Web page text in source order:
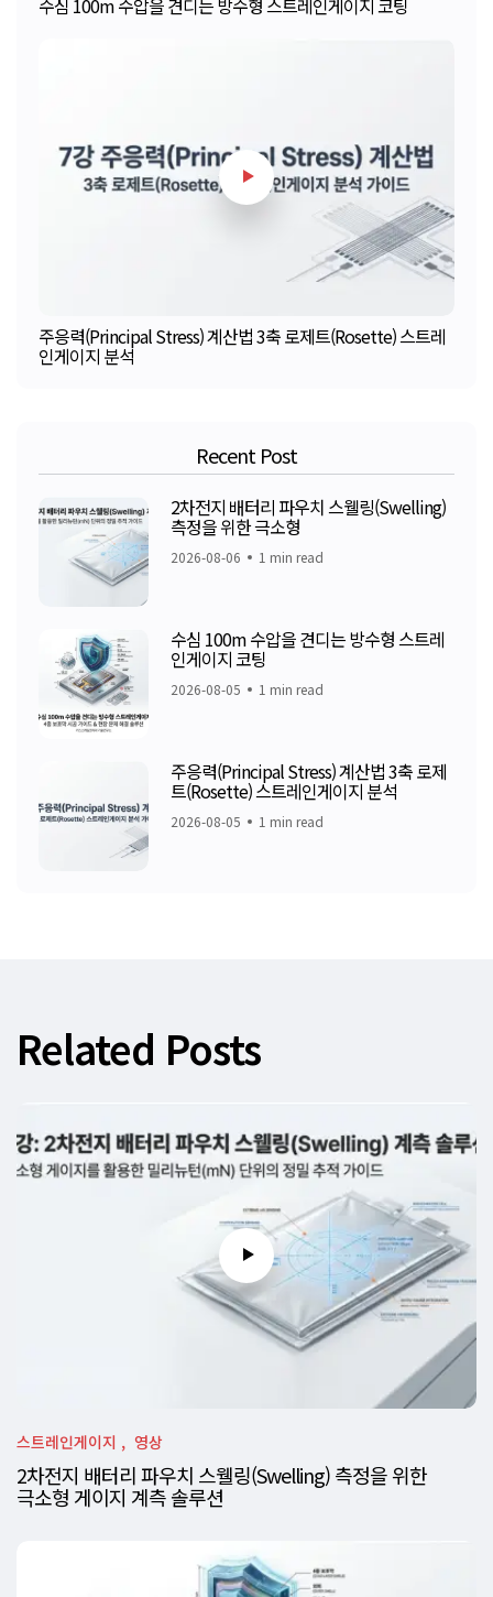
수심 100m 수압을 견디는 방수형 스트레인게이지 코팅
주응력(Principal Stress) 계산법 3축 로제트(Rosette) 스트레
인게이지 분석
Recent Post
2차전지 배터리 파우치 스웰링(Swelling)
측정을 위한 극소형
2026-08-06 1 min read
수심 100m 수압을 견디는 방수형 스트레
인게이지 코팅
2026-08-05 1 min read
주응력(Principal Stress) 계산법 3축 로제
트(Rosette) 스트레인게이지 분석
2026-08-05 1 min read
Related Posts
스트레인게이지 영상
2차전지 배터리 파우치 스웰링(Swelling) 측정을 위한
극소형 게이지 계측 솔루션